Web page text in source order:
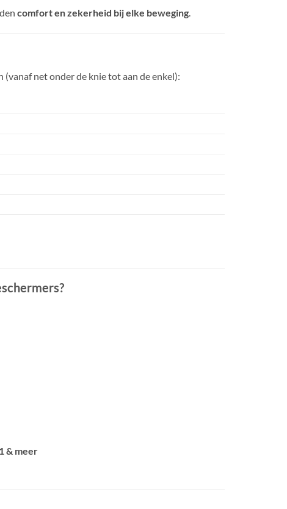
comfort en zekerheid bij elke beweging.
(vanaf net onder de knie tot aan de enkel):
& meer